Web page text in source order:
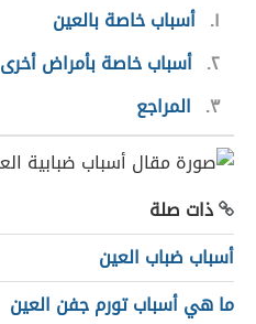
١ أسباب خاصة بالعين
٢ أسباب خاصة بأمراض أخرى
٣
المراجع
ذات صلة
أسباب ضباب العين
ما هي أسباب تورم جفن العين